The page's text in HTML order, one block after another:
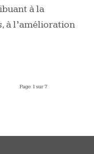
à la
à l’amélioration
Page 1 sur 7